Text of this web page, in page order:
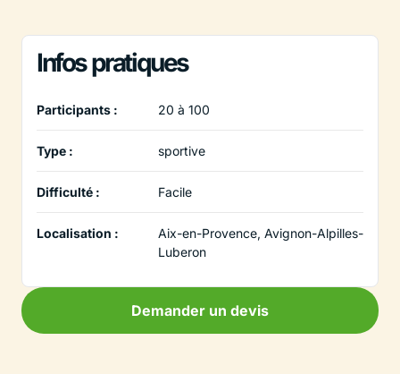
Infos pratiques
Participants : 20 à 100
Type : sportive
Difficulté : Facile
Localisation :
Aix-en-Provence, Avignon-Alpilles-
Luberon
Demander un devis